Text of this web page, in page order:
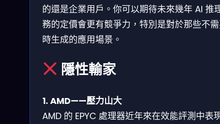
的還是企業用戶。你可以期待未來幾年 AI 推
務的定價會更有競爭力，特別是對於那些不
時生成的應用場景。
隱性輸家
1. AMD——壓力山大
AMD 的 EPYC 處理器近年來在效能評測中表